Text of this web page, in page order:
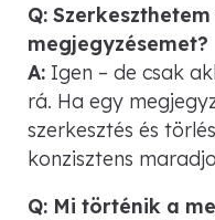
Q:
megjegyzésemet?
A: Igen – de csak
rá. Ha egy
szerkesztés és
konzisztens
Q: Mi történik a